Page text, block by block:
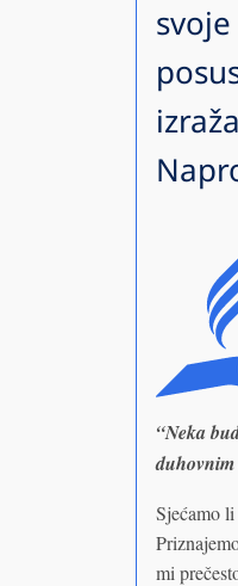
“Neka
duhovnim
Sjećamo
mi